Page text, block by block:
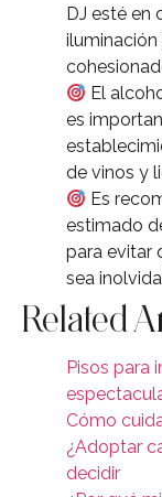
DJ esté en
El
es
de vinos y
Es
estimado
para evitar
sea
Related
Pisos para
Cómo
¿Adoptar
decidir